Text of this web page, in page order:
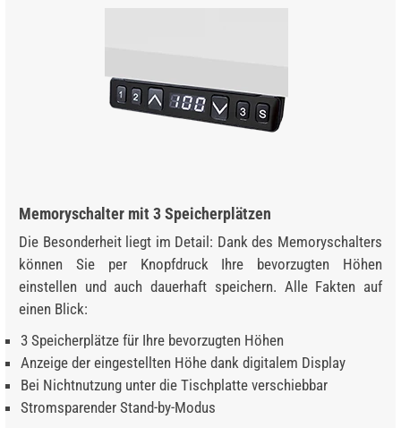
Memoryschalter mit 3 Speicherplätzen
Die Besonderheit liegt im Detail: Dank des Memoryschalters
können Sie per Knopfdruck Ihre bevorzugten Höhen
einstellen und auch dauerhaft speichern. Alle Fakten auf
einen Blick:
3 Speicherplätze für Ihre bevorzugten Höhen
Anzeige der eingestellten Höhe dank digitalem Display
Bei Nichtnutzung unter die Tischplatte verschiebbar
Stromsparender Stand-by-Modus